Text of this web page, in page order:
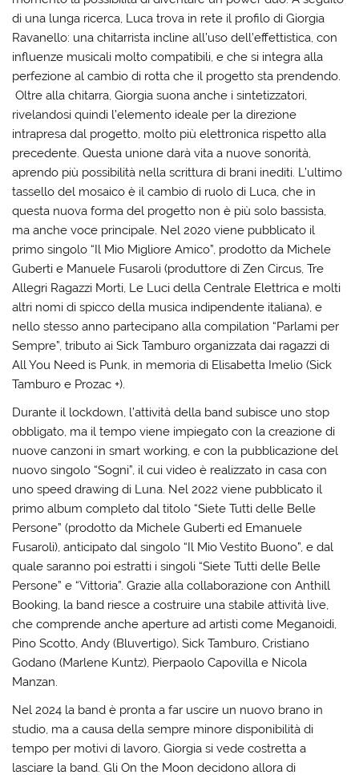
di una lunga ricerca, Luca trova in rete il profilo di Giorgia
Ravanello: una chitarrista incline all’uso dell’effettistica, con
influenze musicali molto compatibili, e che si integra alla
perfezione al cambio di rotta che il progetto sta prendendo.
Oltre alla chitarra, Giorgia suona anche i sintetizzatori,
rivelandosi quindi l’elemento ideale per la direzione
intrapresa dal progetto, molto più elettronica rispetto alla
precedente. Questa unione darà vita a nuove sonorità,
aprendo più possibilità nella scrittura di brani inediti. L’ultimo
tassello del mosaico è il cambio di ruolo di Luca, che in
questa nuova forma del progetto non è più solo bassista,
ma anche voce principale. Nel 2020 viene pubblicato il
primo singolo “Il Mio Migliore Amico”, prodotto da Michele
Guberti e Manuele Fusaroli (produttore di Zen Circus, Tre
Allegri Ragazzi Morti, Le Luci della Centrale Elettrica e molti
altri nomi di spicco della musica indipendente italiana), e
nello stesso anno partecipano alla compilation “Parlami per
Sempre”, tributo ai Sick Tamburo organizzata dai ragazzi di
All You Need is Punk, in memoria di Elisabetta Imelio (Sick
Tamburo e Prozac +).
Durante il lockdown, l’attività della band subisce uno stop
obbligato, ma il tempo viene impiegato con la creazione di
nuove canzoni in smart working, e con la pubblicazione del
nuovo singolo “Sogni”, il cui video è realizzato in casa con
uno speed drawing di Luna. Nel 2022 viene pubblicato il
primo album completo dal titolo “Siete Tutti delle Belle
Persone” (prodotto da Michele Guberti ed Emanuele
Fusaroli), anticipato dal singolo “Il Mio Vestito Buono”, e dal
quale saranno poi estratti i singoli “Siete Tutti delle Belle
Persone” e “Vittoria”. Grazie alla collaborazione con Anthill
Booking, la band riesce a costruire una stabile attività live,
che comprende anche aperture ad artisti come Meganoidi,
Pino Scotto, Andy (Bluvertigo), Sick Tamburo, Cristiano
Godano (Marlene Kuntz), Pierpaolo Capovilla e Nicola
Manzan.
Nel 2024 la band è pronta a far uscire un nuovo brano in
studio, ma a causa della sempre minore disponibilità di
tempo per motivi di lavoro, Giorgia si vede costretta a
lasciare la band. Gli On the Moon decidono allora di